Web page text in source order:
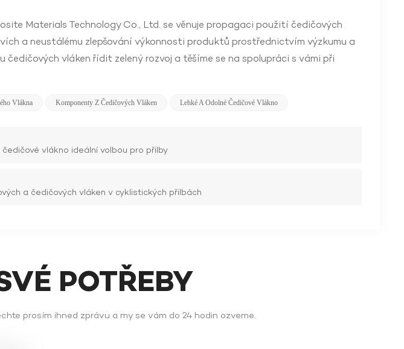
Materials Technology Co., Ltd. se věnuje propagaci použití čedičových
a neustálému zlepšování výkonnosti produktů prostřednictvím výzkumu a
čedičových vláken řídit zelený rozvoj a těšíme se na spolupráci s vámi při
Vlákna Komponenty Z Čedičových Vláken Lehké A Odolné Čedičové Vlákno
vlákno ideální volbou pro přilby
a čedičových vláken v cyklistických přilbách
POTŘEBY
prosím ihned zprávu a my se vám do 24 hodin ozveme.